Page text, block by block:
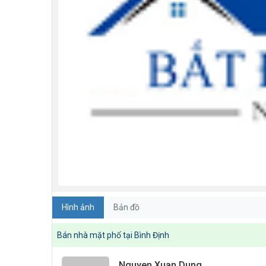
Hình ảnh Bản đồ
Bán nhà mặt phố tại Bình Định